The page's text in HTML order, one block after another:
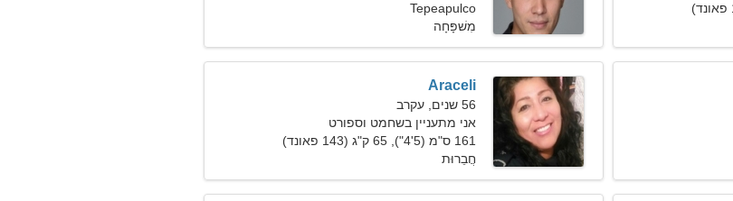
Tepeapulco
מִשׁפָּחָה
Araceli
56 שנים, עקרב
אני מתעניין בשחמט וספורט
161 ס"מ (5'4"), 65 ק"ג (143 פאונד)
חֲבֵרוּת